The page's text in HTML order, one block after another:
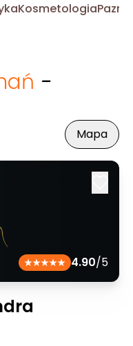
Kosmetologia
-
Mapa
4.90/5